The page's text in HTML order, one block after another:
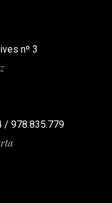
nº 3
/ 978.835.779